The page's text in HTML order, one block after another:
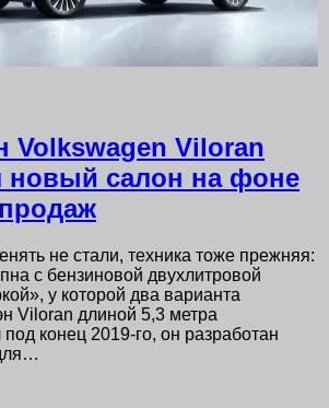
Volkswagen Viloran
новый салон на фоне
не стали, техника тоже прежняя:
с бензиновой двухлитровой
у которой два варианта
Viloran длиной 5,3 метра
конец 2019-го, он разработан